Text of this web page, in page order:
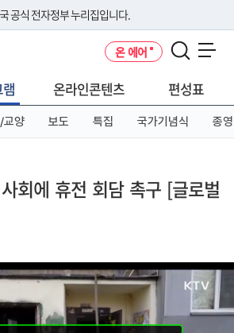
공식 전자정부 누리집입니다.
하기
다른 도메인 주소를 사용하고 있다면 아래 URL에
해 보세요
온 에어
온라인콘텐츠 편성표
교양 보도 특집 국가기념식 종영
회에 휴전 회담 촉구 [글로벌